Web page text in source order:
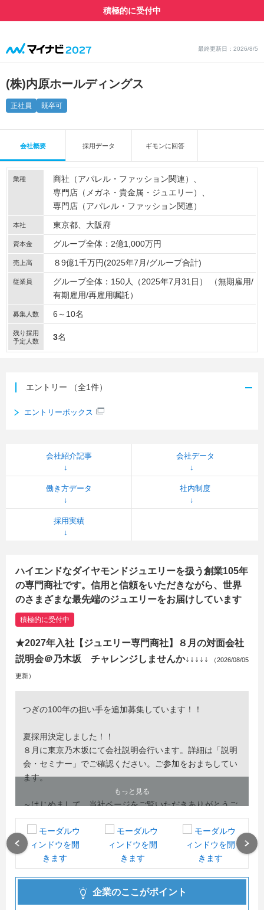
最終更新日：2026/8/5
(株)内原ホールディングス
正社員 既卒可
積極的に受付中
会社概要 採用データ ギモンに回答
業種
商社（アパレル・ファッション関連）
専門店（メガネ・貴金属・ジュエリー）
専門店（アパレル・ファッション関連）
本社 東京都、大阪府
資本金 グループ全体：2億1,000万円
売上高 ８9億1千万円(2025年7月/グループ合計)
従業員
グループ全体：150人（2025年7月31日） （無期雇用/
有期雇用/再雇用嘱託）
募集人数 6～10名
残り採用
予定人数
3名
エントリー （全1件）
エントリーボックス
会社紹介記事 会社データ
働き方データ 社内制度
採用実績
ハイエンドなダイヤモンドジュエリーを扱う創業105年
の専門商社です。信用と信頼をいただきながら、世界
のさまざまな最先端のジュエリーをお届けしています
積極的に受付中
★2027年入社【ジュエリー専門商社】８月の対面会社
説明会＠乃木坂 チャレンジしませんか↓↓↓↓↓
（2026/08/05
更新）
つぎの100年の担い手を追加募集しています！！
夏採用決定しました！！
８月に東京乃木坂にて会社説明会行います。詳細は「説明
会・セミナー」でご確認ください。ご参加をおまちしてい
ます。
～はじめまして、当社ページをご覧いただきありがとうご
ざいます～
ジュエリーに特化した専門商社で、ジュエリー業界の川上
から川下までを担っています。
今年は創業106周年を迎え、次の100年を共に歩んでくれる
少しでもご興味を持っていただいた方は、ぜひ説明会にご
もっと見る
企業のここがポイント